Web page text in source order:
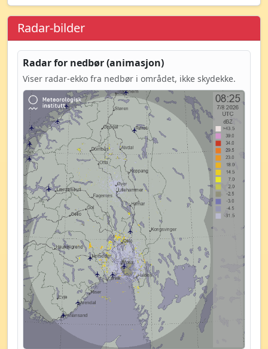
Radar-bilder
Radar for nedbør (animasjon)
Viser radar-ekko fra nedbør i området, ikke skydekke.